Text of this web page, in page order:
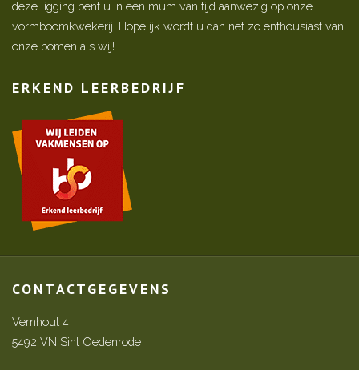
deze ligging bent u in een mum van tijd aanwezig op onze
vormboomkwekerij. Hopelijk wordt u dan net zo enthousiast van
onze bomen als wij!
ERKEND LEERBEDRIJF
CONTACTGEGEVENS
Vernhout 4
5492 VN Sint Oedenrode